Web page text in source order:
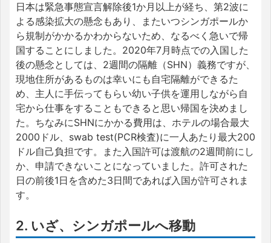
日本は緊急事態宣言解除後1か月以上が経ち、第2波に
よる感染拡大の懸念もあり、またいつシンガポールか
ら規制がかかるかわからないため、なるべく急いで帰
国することにしました。2020年7月時点での入国した
後の懸念としては、2週間の隔離（SHN）義務ですが、
現地住所があるものは幸いにも自宅隔離ができるた
め、主人に手伝ってもらい幼い子供を運用しながら自
宅から仕事をすることもできると思い帰国を決めまし
た。ちなみにSHNにかかる費用は、ホテルの場合最大
2000ドル、swab test(PCR検査)に一人あたり最大200
ドル自己負担です。また入国許可は渡航の2週間前にし
か、申請できないことになっていました。許可された
日の前後1日を含めた3日間であれば入国が許可されま
す。
2. いざ、シンガポールへ移動